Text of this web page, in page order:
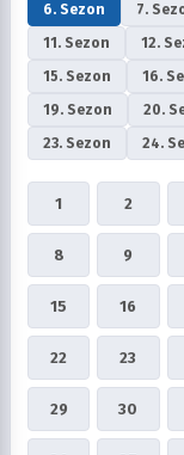
6. Sezon
7.
11. Sezon
12.
15. Sezon
16.
19. Sezon
20.
23. Sezon
24.
1 2
8 9
15 16
22 23
29 30